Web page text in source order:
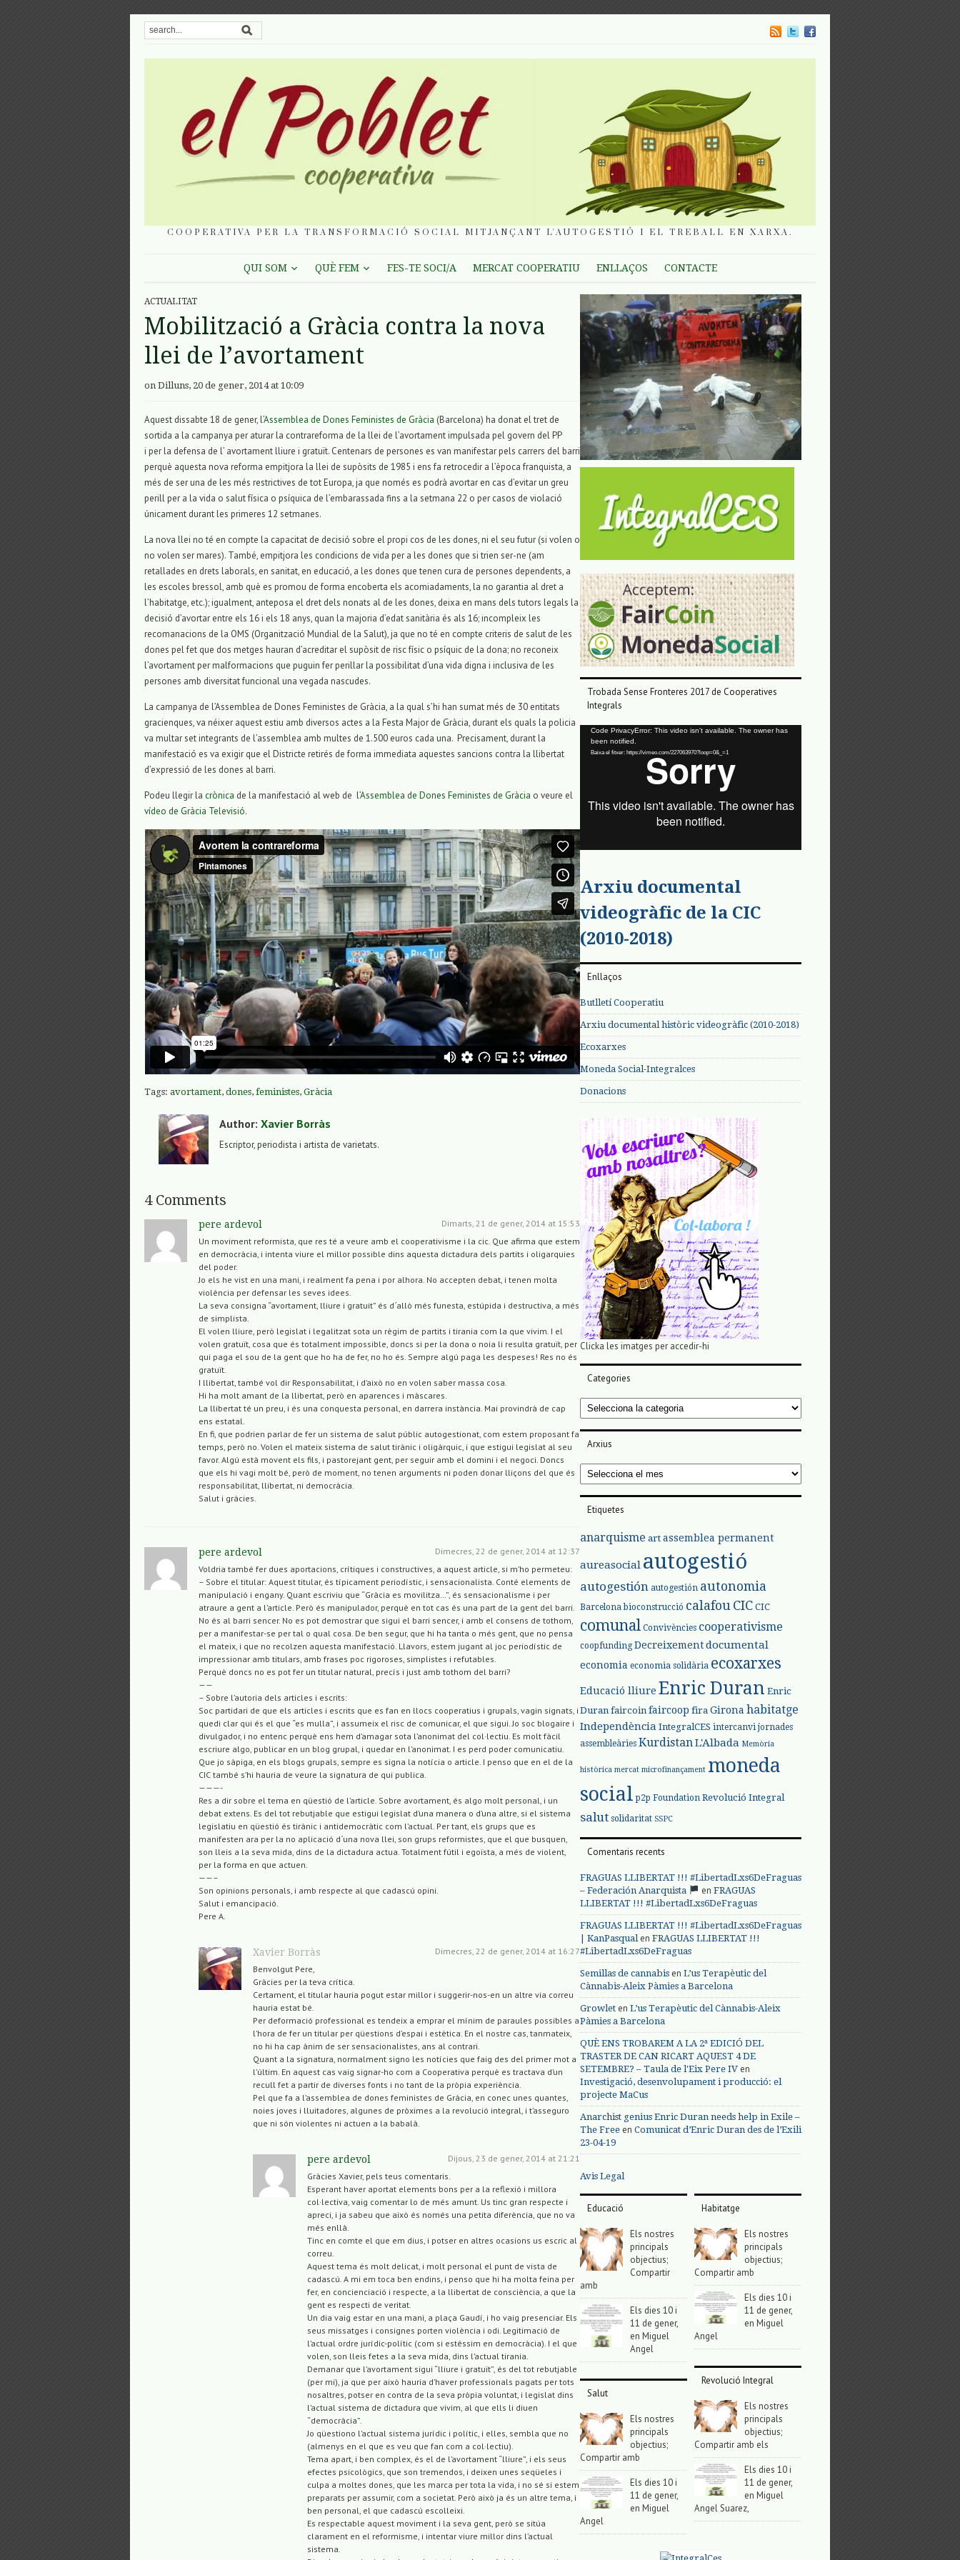
COOPERATIVA PER LA TRANSFORMACIÓ SOCIAL MITJANÇANT L'AUTOGESTIÓ I EL TREBALL EN XARXA.
QUI SOM QUÈ FEM FES-TE SOCI/A MERCAT COOPERATIU ENLLAÇOS CONTACTE
ACTUALITAT
Mobilització a Gràcia contra la nova
llei de l’avortament
on Dilluns, 20 de gener, 2014 at 10:09
Aquest dissabte 18 de gener, l’Assemblea de Dones Feministes de Gràcia (Barcelona) ha donat el tret de
sortida a la campanya per aturar la contrareforma de la llei de l’avortament impulsada pel govern del PP
i per la defensa de l’ avortament lliure i gratuït. Centenars de persones es van manifestar pels carrers del barri
perquè aquesta nova reforma empitjora la llei de supòsits de 1985 i ens fa retrocedir a l’època franquista, a
més de ser una de les més restrictives de tot Europa, ja que només es podrà avortar en cas d’evitar un greu
perill per a la vida o salut física o psíquica de l’embarassada fins a la setmana 22 o per casos de violació
únicament durant les primeres 12 setmanes.
La nova llei no té en compte la capacitat de decisió sobre el propi cos de les dones, ni el seu futur (si volen o
no volen ser mares). També, empitjora les condicions de vida per a les dones que si trien ser-ne (am
retallades en drets laborals, en sanitat, en educació, a les dones que tenen cura de persones dependents, a
les escoles bressol, amb què es promou de forma encoberta els acomiadaments, la no garantia al dret a
l’habitatge, etc.); igualment, anteposa el dret dels nonats al de les dones, deixa en mans dels tutors legals la
decisió d’avortar entre els 16 i els 18 anys, quan la majoria d’edat sanitària és als 16; incompleix les
recomanacions de la OMS (Organització Mundial de la Salut), ja que no té en compte criteris de salut de les
dones pel fet que dos metges hauran d’acreditar el supòsit de risc físic o psíquic de la dona; no reconeix
l’avortament per malformacions que puguin fer perillar la possibilitat d’una vida digna i inclusiva de les
persones amb diversitat funcional una vegada nascudes.
La campanya de l’Assemblea de Dones Feministes de Gràcia, a la qual s’hi han sumat més de 30 entitats
gracienques, va néixer aquest estiu amb diversos actes a la Festa Major de Gràcia, durant els quals la policia
va multar set integrants de l’assemblea amb multes de 1.500 euros cada una. Precisament, durant la
manifestació es va exigir que el Districte retirés de forma immediata aquestes sancions contra la llibertat
d’expressió de les dones al barri.
Podeu llegir la crònica de la manifestació al web de l’Assemblea de Dones Feministes de Gràcia o veure el
vídeo de Gràcia Televisió.
Tags: avortament, dones, feministes, Gràcia
Author: Xavier Borràs
Escriptor, periodista i artista de varietats.
4 Comments
pere ardevol
Dimarts, 21 de gener, 2014 at 15:53
Un moviment reformista, que res té a veure amb el cooperativisme i la cic. Que afirma que estem
en democràcia, i intenta viure el millor possible dins aquesta dictadura dels partits i oligarquies
del poder.
Jo els he vist en una mani, i realment fa pena i por alhora. No accepten debat, i tenen molta
violència per defensar les seves idees.
La seva consigna “avortament, lliure i gratuit” és d´allò més funesta, estúpida i destructiva, a més
de simplista.
El volen lliure, però legislat i legalitzat sota un règim de partits i tirania com la que vivim. I el
volen gratuït, cosa que és totalment impossible, doncs si per la dona o noia li resulta gratuït, per
qui paga el sou de la gent que ho ha de fer, no ho és. Sempre algú paga les despeses! Res no és
gratuït.
I llibertat, també vol dir Responsabilitat, i d’això no en volen saber massa cosa.
Hi ha molt amant de la llibertat, però en aparences i màscares.
La llibertat té un preu, i és una conquesta personal, en darrera instància. Mai provindrà de cap
ens estatal.
En fi, que podrien parlar de fer un sistema de salut públic autogestionat, com estem proposant fa
temps, però no. Volen el mateix sistema de salut tirànic i oligàrquic, i que estigui legislat al seu
favor. Algú està movent els fils, i pastorejant gent, per seguir amb el domini i el negoci. Doncs
que els hi vagi molt bé, però de moment, no tenen arguments ni poden donar lliçons del que és
responsabilitat, llibertat, ni democràcia.
Salut i gràcies.
pere ardevol
Dimecres, 22 de gener, 2014 at 12:37
Voldria també fer dues aportacions, crítiques i constructives, a aquest article, si m’ho permeteu:
– Sobre el titular: Aquest titular, és típicament periodístic, i sensacionalista. Conté elements de
manipulació i engany. Quant escriviu que “Gràcia es movilitza…”, és sensacionalisme i per
atraure a gent a l’article. Però és manipulador, perquè en tot cas és una part de la gent del barri.
No és al barri sencer. No es pot demostrar que sigui el barri sencer, i amb el consens de tothom,
per a manifestar-se per tal o qual cosa. De ben segur, que hi ha tanta o més gent, que no pensa
el mateix, i que no recolzen aquesta manifestació. Llavors, estem jugant al joc periodístic de
impressionar amb titulars, amb frases poc rigoroses, simplistes i refutables.
Perquè doncs no es pot fer un titular natural, precís i just amb tothom del barri?
——
– Sobre l’autoria dels articles i escrits:
Soc partidari de que els articles i escrits que es fan en llocs cooperatius i grupals, vagin signats, i
quedi clar qui és el que “es mulla”, i assumeix el risc de comunicar, el que sigui. Jo soc blogaire i
divulgador, i no entenc perquè ens hem d’amagar sota l’anonimat del col·lectiu. Es molt fàcil
escriure algo, publicar en un blog grupal, i quedar en l’anonimat. I es perd poder comunicatiu.
Que jo sàpiga, en els blogs grupals, sempre es signa la notícia o article. I penso que en el de la
CIC també s’hi hauria de veure la signatura de qui publica.
———-
Res a dir sobre el tema en qüestió de l’article. Sobre avortament, és algo molt personal, i un
debat extens. Es del tot rebutjable que estigui legislat d’una manera o d’una altre, si el sistema
legislatiu en qüestió és tirànic i antidemocràtic com l’actual. Per tant, els grups que es
manifesten ara per la no aplicació d´una nova llei, son grups reformistes, que el que busquen,
son lleis a la seva mida, dins de la dictadura actua. Totalment fútil i egoïsta, a més de violent,
per la forma en que actuen.
——–
Son opinions personals, i amb respecte al que cadascú opini.
Salut i emancipació.
Pere A.
Xavier Borràs
Dimecres, 22 de gener, 2014 at 16:27
Benvolgut Pere,
Gràcies per la teva crítica.
Certament, el titular hauria pogut estar millor i suggerir-nos-en un altre via correu
hauria estat bé.
Per deformació professional es tendeix a emprar el mínim de paraules possibles a
l’hora de fer un titular per qüestions d’espai i estètica. En el nostre cas, tanmateix,
no hi ha cap ànim de ser sensacionalistes, ans al contrari.
Quant a la signatura, normalment signo les notícies que faig des del primer mot a
l’últim. En aquest cas vaig signar-ho com a Cooperativa perquè es tractava d’un
recull fet a partir de diverses fonts i no tant de la pròpia experiència.
Pel que fa a l’assemblea de dones feministes de Gràcia, en conec unes quantes,
noies joves i lluitadores, algunes de pròximes a la revolució integral, i t’asseguro
que ni són violentes ni actuen a la babalà.
pere ardevol
Dijous, 23 de gener, 2014 at 21:21
Gràcies Xavier, pels teus comentaris.
Esperant haver aportat elements bons per a la reflexió i millora
col·lectiva, vaig comentar lo de més amunt. Us tinc gran respecte i
apreci, i ja sabeu que això és només una petita diferència, que no va
més enllà.
Tinc en comte el que em dius, i potser en altres ocasions us escric al
correu.
Aquest tema és molt delicat, i molt personal el punt de vista de
cadascú. A mi em toca ben endins, i penso que hi ha molta feina per
fer, en concienciació i respecte, a la llibertat de consciència, a que la
gent es respecti de veritat.
Un dia vaig estar en una mani, a plaça Gaudí, i ho vaig presenciar. Els
seus missatges i consignes porten violència i odi. Legitimació de
l’actual ordre jurídic-polític (com si estéssim en democràcia). I el que
volen, son lleis fetes a la seva mida, dins l’actual tirania.
Demanar que l’avortament sigui “lliure i gratuït”, és del tot rebutjable
(per mi), ja que per això hauria d’haver professionals pagats per tots
nosaltres, potser en contra de la seva pròpia voluntat, i legislat dins
l’actual sistema de dictadura que vivim, al que ells li diuen
“democràcia”.
Jo qüestiono l’actual sistema jurídic i polític, i elles, sembla que no
(almenys en el que es veu que fan com a col·lectiu).
Tema apart, i ben complex, és el de l’avortament “lliure”, i els seus
efectes psicològics, que son tremendos, i deixen unes seqüeles i
culpa a moltes dones, que les marca per tota la vida, i no sé si estem
preparats per assumir, com a societat. Però això ja és un altre tema, i
ben personal, el que cadascú escolleixi.
Es respectable aquest moviment i la seva gent, però se sitúa
clarament en el reformisme, i intentar viure millor dins l’actual
sistema.
Trobada Sense Fronteres 2017 de Cooperatives
Integrals
Reproductor
vídeo
Code PrivacyError: This video isn't available. The owner has
been notified.
Baixa el fitxer: https://vimeo.com/227063970?loop=0&_=1
Arxiu documental
videogràfic de la CIC
(2010-2018)
Enllaços
Butlletí Cooperatiu
Arxiu documental històric videogràfic (2010-2018)
Ecoxarxes
Moneda Social-Integralces
Donacions
Clicka les imatges per accedir-hi
Categories
Categories
Arxius
Arxius
Etiquetes
anarquisme art assemblea permanent
aureasocial autogestió
autogestión autogestión autonomia
Barcelona bioconstrucció calafou CIC CIC
comunal Convivències cooperativisme
coopfunding Decreixementdocumental
economia economia solidària ecoxarxes
Educació lliure Enric Duran Enric
Duran faircoin faircoop fira Girona habitatge
Independència IntegralCES intercanvi jornades
assembleàries Kurdistan L'Albada Memòria
històrica mercat microfinançament moneda
social p2p Foundation Revolució Integral
salut solidaritat SSPC
Comentaris recents
FRAGUAS LLIBERTAT !!! #LibertadLxs6DeFraguas
– Federación Anarquista
en FRAGUAS
LLIBERTAT !!! #LibertadLxs6DeFraguas
FRAGUAS LLIBERTAT !!! #LibertadLxs6DeFraguas
| KanPasqualen FRAGUAS LLIBERTAT !!!
#LibertadLxs6DeFraguas
Semillas de cannabis en L’us Terapèutic del
Cànnabis-Aleix Pàmies a Barcelona
Growlet en L’us Terapèutic del Cànnabis-Aleix
Pàmies a Barcelona
QUÈ ENS TROBAREM A LA 2ª EDICIÓ DEL
TRASTER DE CAN RICART AQUEST 4 DE
SETEMBRE? – Taula de l'Eix Pere IV en
Investigació, desenvolupament i producció: el
projecte MaCus
Anarchist genius Enric Duran needs help in Exile –
The Free en Comunicat d’Enric Duran des de l’Exili
23-04-19
Avis Legal
Educació
Els nostres
principals
objectius;
Compartir
amb
Els dies 10 i
11 de gener,
en Miguel
Angel
Salut
Els nostres
principals
objectius;
Compartir amb
Els dies 10 i
11 de gener,
en Miguel
Angel
Habitatge
Els nostres
principals
objectius;
Compartir amb
Els dies 10 i
11 de gener,
en Miguel
Angel
Revolució Integral
Els nostres
principals
objectius;
Compartir amb els
Els dies 10 i
11 de gener,
en Miguel
Angel Suarez,